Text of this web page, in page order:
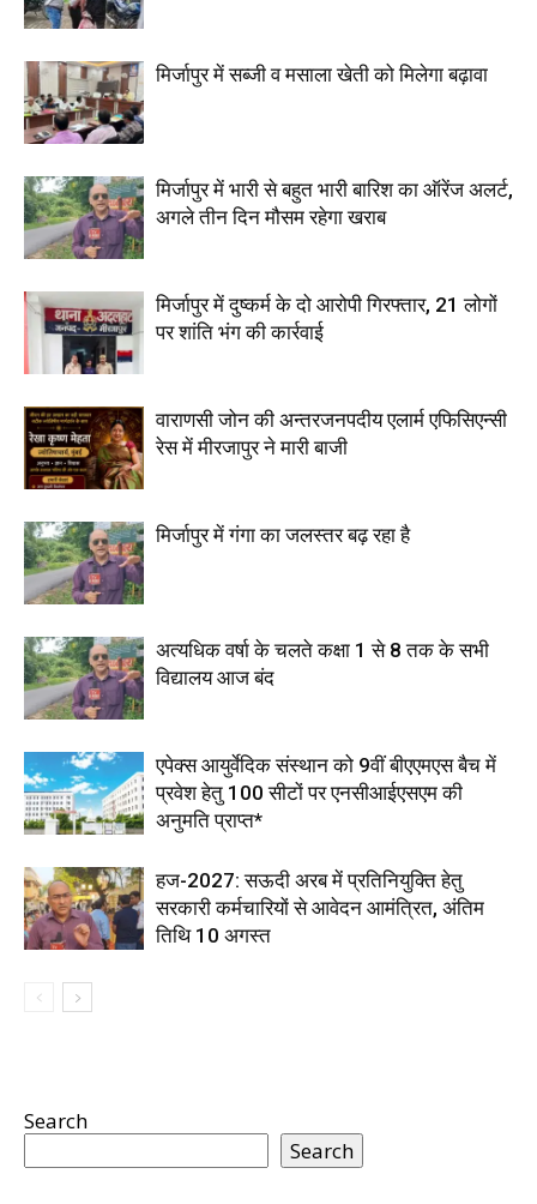
मिर्जापुर में सब्जी व मसाला खेती को मिलेगा बढ़ावा
मिर्जापुर में भारी से बहुत भारी बारिश का ऑरेंज अलर्ट,
अगले तीन दिन मौसम रहेगा खराब
मिर्जापुर में दुष्कर्म के दो आरोपी गिरफ्तार, 21 लोगों
पर शांति भंग की कार्रवाई
वाराणसी जोन की अन्तरजनपदीय एलार्म एफिसिएन्सी
रेस में मीरजापुर ने मारी बाजी
मिर्जापुर में गंगा का जलस्तर बढ़ रहा है
अत्यधिक वर्षा के चलते कक्षा 1 से 8 तक के सभी
विद्यालय आज बंद
एपेक्स आयुर्वेदिक संस्थान को 9वीं बीएएमएस बैच में
प्रवेश हेतु 100 सीटों पर एनसीआईएसएम की
अनुमति प्राप्त*
हज-2027: सऊदी अरब में प्रतिनियुक्ति हेतु
सरकारी कर्मचारियों से आवेदन आमंत्रित, अंतिम
तिथि 10 अगस्त
Search
Search